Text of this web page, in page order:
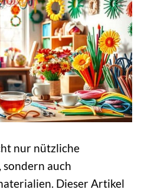
nur nützliche
sondern auch
Dieser Artikel